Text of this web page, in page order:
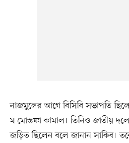
নাজমুলের আগে বিসিবি সভাপতি
ম মোস্তফা কামাল। তিনিও জাতীয়
জড়িত ছিলেন বলে জানান সাকিব।